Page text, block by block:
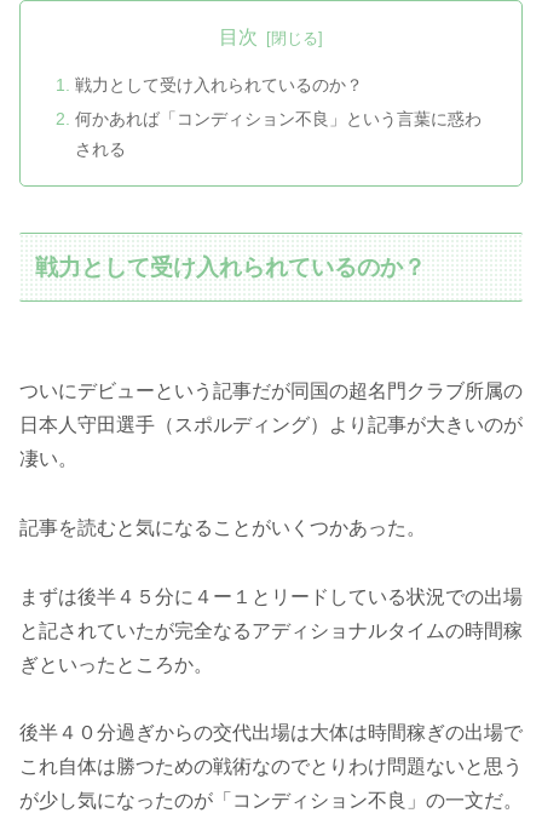
目次
戦力として受け入れられているのか？
何かあれば「コンディション不良」という言葉に惑わ
される
戦力として受け入れられているのか？
ついにデビューという記事だが同国の超名門クラブ所属の
日本人守田選手（スポルディング）より記事が大きいのが
凄い。
記事を読むと気になることがいくつかあった。
まずは後半４５分に４ー１とリードしている状況での出場
と記されていたが完全なるアディショナルタイムの時間稼
ぎといったところか。
後半４０分過ぎからの交代出場は大体は時間稼ぎの出場で
これ自体は勝つための戦術なのでとりわけ問題ないと思う
が少し気になったのが「コンディション不良」の一文だ。